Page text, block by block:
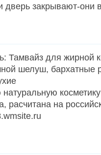
дверь закрывают-они
Тамвайз для жирной
шелуш, бархатные
расчитана на